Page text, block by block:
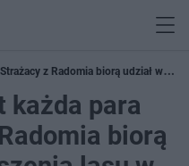
z Radomia biorą udział w
każda para
biorą